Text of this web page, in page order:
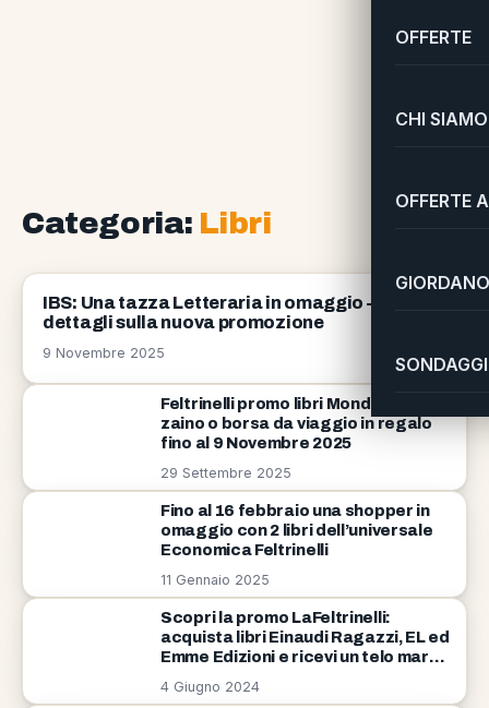
OFFERTE
CHI SIAMO
OFFERTE
Categoria: Libri
LIBRI
IBS: Una tazza Letteraria in omaggio – Tutti i
dettagli sulla nuova promozione
9 Novembre 2025
Feltrinelli promo libri Mondadori:
zaino o borsa da viaggio in regalo
fino al 9 Novembre 2025
29 Settembre 2025
Fino al 16 febbraio una shopper in
omaggio con 2 libri dell’universale
Economica Feltrinelli
11 Gennaio 2025
Scopri la promo LaFeltrinelli:
acquista libri Einaudi Ragazzi, EL ed
Emme Edizioni e ricevi un telo mare
4 Giugno 2024